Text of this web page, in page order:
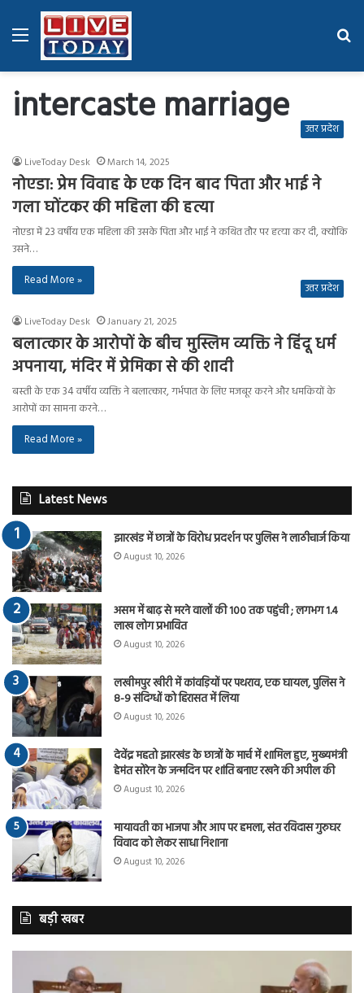
Menu
intercaste marriage उत्तर प्रदेश
LiveToday Desk March 14, 2025
नोएडा: प्रेम विवाह के एक दिन बाद पिता और भाई ने
गला घोंटकर की महिला की हत्या
नोएडा में 23 वर्षीय एक महिला की उसके पिता और भाई ने कथित तौर पर हत्या कर दी, क्योंकि
उसने…
Read More »
उत्तर प्रदेश
LiveToday Desk January 21, 2025
बलात्कार के आरोपों के बीच मुस्लिम व्यक्ति ने हिंदू धर्म
अपनाया, मंदिर में प्रेमिका से की शादी
बस्ती के एक 34 वर्षीय व्यक्ति ने बलात्कार, गर्भपात के लिए मजबूर करने और धमकियों के
आरोपों का सामना करने…
Read More »
Latest News
झारखंड में छात्रों के विरोध प्रदर्शन पर पुलिस ने लाठीचार्ज किया
August 10, 2026
असम में बाढ़ से मरने वालों की 100 तक पहुंची ; लगभग 1.4
लाख लोग प्रभावित
August 10, 2026
लखीमपुर खीरी में कांवड़ियों पर पथराव, एक घायल, पुलिस ने
8-9 संदिग्धों को हिरासत में लिया
August 10, 2026
देवेंद्र महतो झारखंड के छात्रों के मार्च में शामिल हुए, मुख्यमंत्री
हेमंत सोरेन के जन्मदिन पर शांति बनाए रखने की अपील की
August 10, 2026
मायावती का भाजपा और आप पर हमला, संत रविदास गुरुघर
विवाद को लेकर साधा निशाना
August 10, 2026
बड़ी खबर